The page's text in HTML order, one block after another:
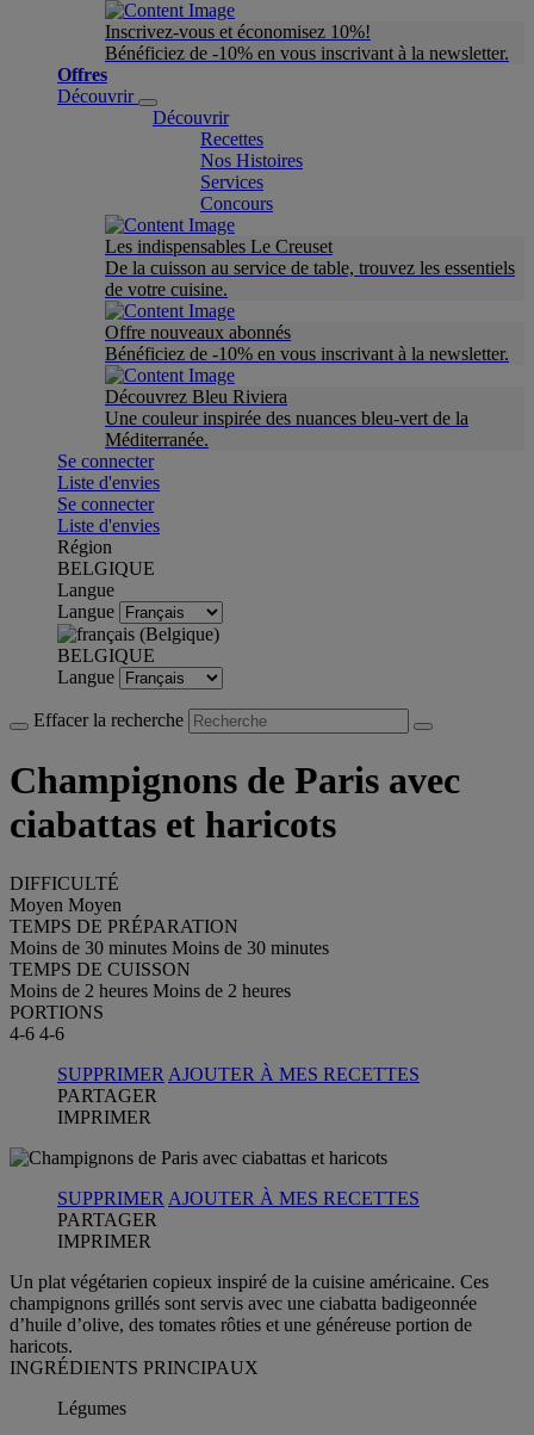
Inscrivez-vous et économisez 10%!
Bénéficiez de -10% en vous inscrivant à la newsletter.
Offres
Découvrir
Découvrir
Recettes
Nos Histoires
Services
Concours
Les indispensables Le Creuset
De la cuisson au service de table, trouvez les essentiels
de votre cuisine.
Offre nouveaux abonnés
Bénéficiez de -10% en vous inscrivant à la newsletter.
Découvrez Bleu Riviera
Une couleur inspirée des nuances bleu-vert de la
Méditerranée.
Se connecter
Liste d'envies
Se connecter
Liste d'envies
Région
BELGIQUE
Langue
Langue
BELGIQUE
Langue
Effacer la recherche
Champignons de Paris avec
ciabattas et haricots
DIFFICULTÉ
Moyen Moyen
TEMPS DE PRÉPARATION
Moins de 30 minutes Moins de 30 minutes
TEMPS DE CUISSON
Moins de 2 heures Moins de 2 heures
PORTIONS
4-6 4-6
SUPPRIMER AJOUTER À MES RECETTES
PARTAGER
IMPRIMER
SUPPRIMER AJOUTER À MES RECETTES
PARTAGER
IMPRIMER
Un plat végétarien copieux inspiré de la cuisine américaine. Ces
champignons grillés sont servis avec une ciabatta badigeonnée
d’huile d’olive, des tomates rôties et une généreuse portion de
haricots.
INGRÉDIENTS PRINCIPAUX
Légumes